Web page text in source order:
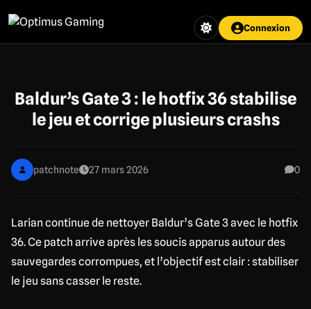
au
contenu
Connexion
Baldur’s Gate 3 : le hotfix 36 stabilise
le jeu et corrige plusieurs crashs
patchnote 27 mars 2026 0
Larian continue de nettoyer Baldur’s Gate 3 avec le hotfix
36. Ce patch arrive après les soucis apparus autour des
sauvegardes corrompues, et l’objectif est clair : stabiliser
le jeu sans casser le reste.